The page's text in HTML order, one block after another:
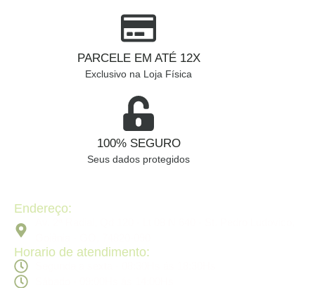
PARCELE EM ATÉ 12X
Exclusivo na Loja Física
100% SEGURO
Seus dados protegidos
Endereço:
Horario de atendimento: